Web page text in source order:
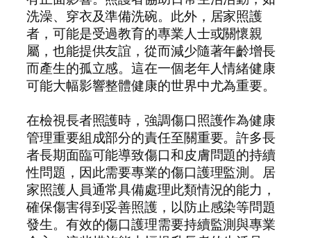
洗澡、穿衣及準備洗碗。此外，居家照護
者，可能是受過教育的專業人士或關懷親
屬，也能提供友誼，從而減少隨著年齡增長
而產生的孤立感。這在一個老年人情緒健康
可能大幅影響整體健康的世界中尤為重要。
在檢視長者照護時，強調傷口照護作為健康
管理重要組成部分的責任至關重要。許多長
者長期面臨可能導致傷口和皮膚問題的持續
性問題，因此需要專業的傷口護理監測。居
家照護人員通常具備處理此類情況的能力，
確保傷害得到妥善照護，以防止感染等問題
發生。有效的傷口護理需要持續監測與專業